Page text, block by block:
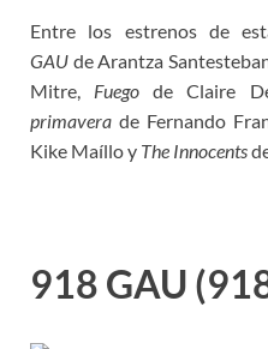
c
e
b
o
o
i
t
t
e
r
s
t
d
o
p
y
L
i
n
n
e
a
m
e
n
t
e
r
e
Entre los estrenos de
GAU de Arantza
Mitre, Fuego de Claire
primavera de Fernando
Kike Maíllo y The Innocents
918 GAU